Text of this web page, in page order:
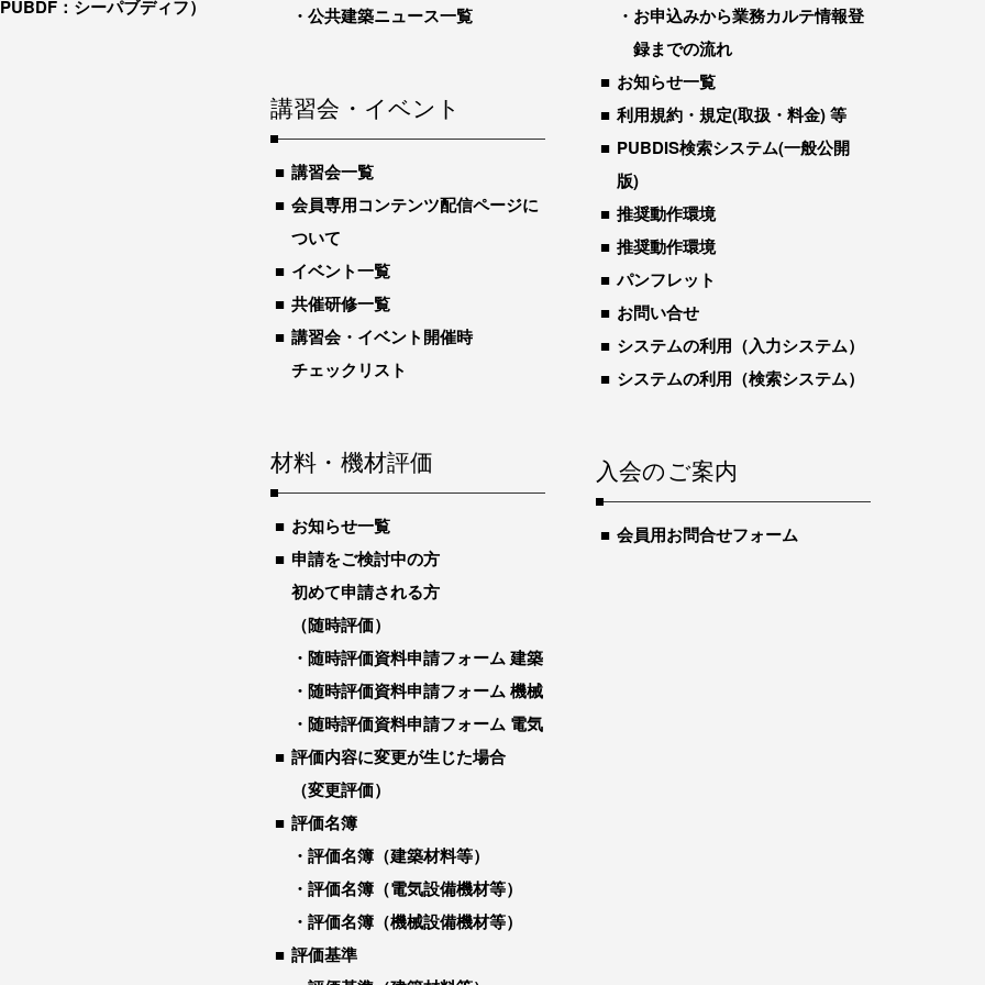
：シーパブディフ） 公共建築ニュース一覧
講習会・イベント
講習会一覧
会員専用コンテンツ配信ページに
ついて
イベント一覧
共催研修一覧
講習会・イベント開催時
チェックリスト
材料・機材評価
お知らせ一覧
申請をご検討中の方
初めて申請される方
（随時評価）
随時評価資料申請フォーム 建築
随時評価資料申請フォーム 機械
随時評価資料申請フォーム 電気
評価内容に変更が生じた場合
（変更評価）
評価名簿
評価名簿（建築材料等）
評価名簿（電気設備機材等）
評価名簿（機械設備機材等）
評価基準
お申込みから業務カルテ情報登
録までの流れ
お知らせ一覧
利用規約・規定(取扱・料金) 等
PUBDIS検索システム(一般公開
版)
推奨動作環境
推奨動作環境
パンフレット
お問い合せ
システムの利用（入力システム）
システムの利用（検索システム）
入会のご案内
会員用お問合せフォーム